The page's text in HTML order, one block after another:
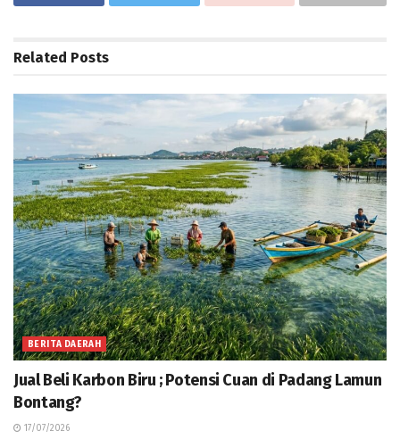
Related Posts
BERITA DAERAH
Jual Beli Karbon Biru ; Potensi Cuan di Padang Lamun
Bontang?
17/07/2026